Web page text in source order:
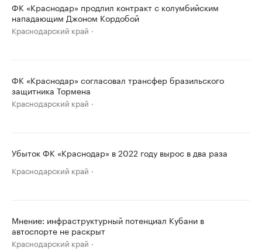
ФК «Краснодар» продлил контракт с колумбийским
нападающим Джоном Кордобой
Краснодарский край
ФК «Краснодар» согласовал трансфер бразильского
защитника Тормена
Краснодарский край
Убыток ФК «Краснодар» в 2022 году вырос в два раза
Краснодарский край
Мнение: инфраструктурный потенциал Кубани в
автоспорте не раскрыт
Краснодарский край